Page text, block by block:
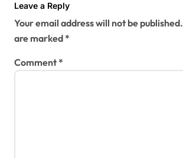
i
o
n
Leave a Reply
Your email address will not be published.
are marked*
Comment*